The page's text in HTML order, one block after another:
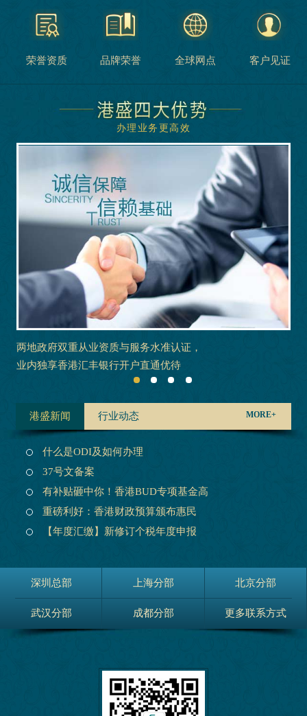
荣誉资质 品牌荣誉 全球网点 客户见证
办理业务更高效
两地政府双重从业资质与服务水准认证，
业内独享香港汇丰银行开户直通优待
港盛新闻 行业动态 MORE+
什么是ODI及如何办理
37号文备案
有补贴砸中你！香港BUD专项基金高
重磅利好：香港财政预算颁布惠民
【年度汇缴】新修订个税年度申报
深圳总部 上海分部 北京分部
武汉分部 成都分部 更多联系方式